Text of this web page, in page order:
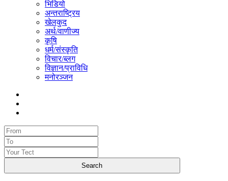
भिडियो
अन्तराष्ट्रिय
खेलकुद
अर्थ/वाणीज्य
कृषि
धर्म/संस्कृति
विचार/ब्लग
विज्ञान/प्राविधि
मनोरञ्जन